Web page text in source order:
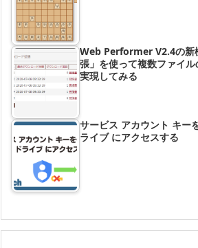
Web Performer V2.4の新
張」を使って複数ファイ
実現してみる
サービス アカウント キー
ライブ にアクセスする